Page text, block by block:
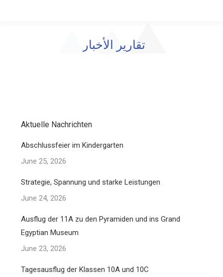
تقارير الأخبار
Aktuelle Nachrichten
Abschlussfeier im Kindergarten
June 25, 2026
Strategie, Spannung und starke Leistungen
June 24, 2026
Ausflug der 11A zu den Pyramiden und ins Grand
Egyptian Museum
June 23, 2026
Tagesausflug der Klassen 10A und 10C